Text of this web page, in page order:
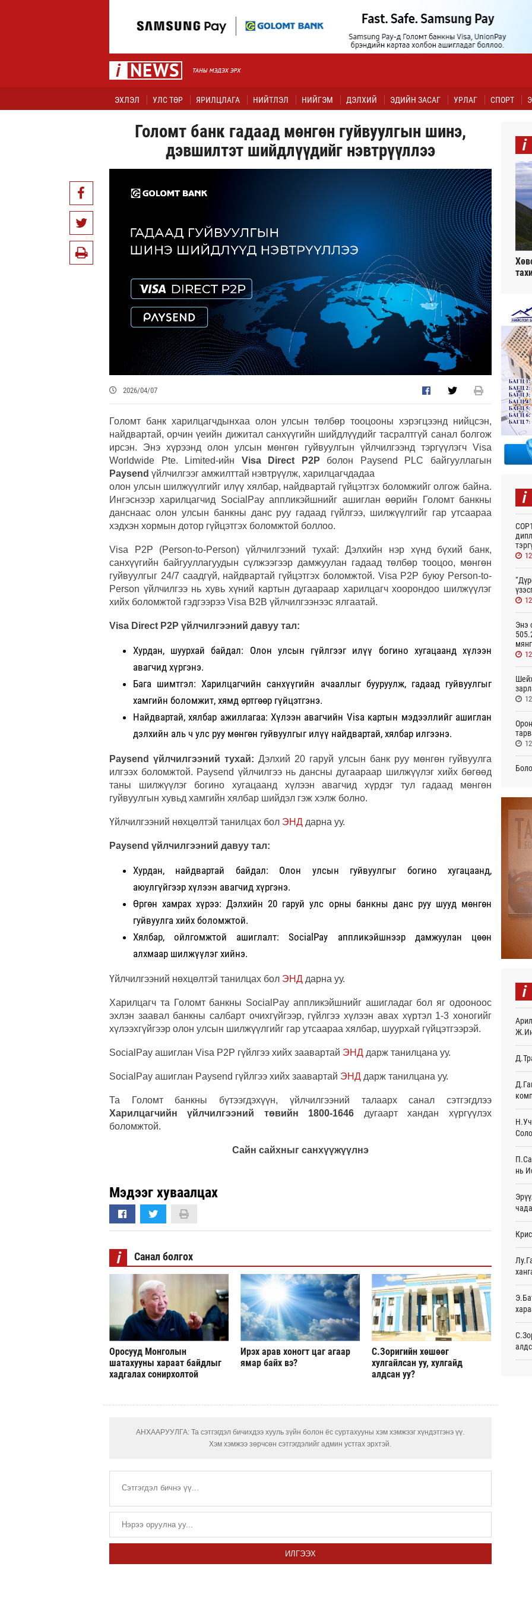
ЭХЛЭЛ УЛС ТӨР ЯРИЛЦЛАГА НИЙТЛЭЛ НИЙГЭМ ДЭЛХИЙ ЭДИЙН ЗАСАГ УРЛАГ СПОРТ
Голомт банк гадаад мөнгөн гуйвуулгын шинэ,
дэвшилтэт шийдлүүдийг нэвтрүүллээ
2026/04/07
Голомт банк харилцагчдынхаа олон улсын төлбөр тооцооны хэрэгцээнд нийцсэн,
найдвартай, орчин үеийн дижитал санхүүгийн шийдлүүдийг тасралтгүй санал болгож
ирсэн. Энэ хүрээнд олон улсын мөнгөн гуйвуулгын үйлчилгээнд тэргүүлэгч Visa
Worldwide Pte. Limited-ийн Visa Direct P2P болон Paysend PLC байгууллагын
Paysend үйлчилгээг амжилттай нэвтрүүлж, харилцагчдадаа
олон улсын шилжүүлгийг илүү хялбар, найдвартай гүйцэтгэх боломжийг олгож байна.
Ингэснээр харилцагчид SocialPay аппликэйшнийг ашиглан өөрийн Голомт банкны
данснаас олон улсын банкны данс руу гадаад гүйлгээ, шилжүүлгийг гар утсаараа
хэдхэн хормын дотор гүйцэтгэх боломжтой боллоо.
Visa P2P (Person-to-Person) үйлчилгээний тухай: Дэлхийн нэр хүнд бүхий банк,
санхүүгийн байгууллагуудын сүлжээгээр дамжуулан гадаад төлбөр тооцоо, мөнгөн
гуйвуулгыг 24/7 саадгүй, найдвартай гүйцэтгэх боломжтой. Visa P2P буюу Person-to-
Person үйлчилгээ нь хувь хүний картын дугаараар харилцагч хоорондоо шилжүүлэг
хийх боломжтой гэдгээрээ Visa B2B үйлчилгээнээс ялгаатай.
Visa Direct P2P үйлчилгээний давуу тал:
Хурдан, шуурхай байдал: Олон улсын гүйлгээг илүү богино хугацаанд хүлээн
авагчид хүргэнэ.
Бага шимтгэл: Харилцагчийн санхүүгийн ачааллыг бууруулж, гадаад гуйвуулгыг
хамгийн боломжит, хямд өртгөөр гүйцэтгэнэ.
Найдвартай, хялбар ажиллагаа: Хүлээн авагчийн Visa картын мэдээллийг ашиглан
дэлхийн аль ч улс руу мөнгөн гуйвуулгыг илүү найдвартай, хялбар илгээнэ.
Paysend үйлчилгээний тухай:Дэлхий 20 гаруй улсын банк руу мөнгөн гуйвуулга
илгээх боломжтой. Paysend үйлчилгээ нь дансны дугаараар шилжүүлэг хийх бөгөөд
таны шилжүүлэг богино хугацаанд хүлээн авагчид хүрдэг тул гадаад мөнгөн
гуйвуулгын хувьд хамгийн хялбар шийдэл гэж хэлж болно.
Үйлчилгээний нөхцөлтэй танилцах бол ЭНД дарна уу.
Paysend үйлчилгээний давуу тал:
Хурдан, найдвартай байдал: Олон улсын гуйвуулгыг богино хугацаанд,
аюулгүйгээр хүлээн авагчид хүргэнэ.
Өргөн хамрах хүрээ: Дэлхийн 20 гаруй улс орны банкны данс руу шууд мөнгөн
гуйвуулга хийх боломжтой.
Хялбар, ойлгомжтой ашиглалт: SocialPay аппликэйшнээр дамжуулан цөөн
алхмаар шилжүүлэг хийнэ.
Үйлчилгээний нөхцөлтэй танилцах бол ЭНД дарна уу.
Харилцагч та Голомт банкны SocialPay аппликэйшнийг ашигладаг бол яг одооноос
эхлэн заавал банкны салбарт очихгүйгээр, гүйлгээ хүлээн авах хүртэл 1-3 хоногийг
хүлээхгүйгээр олон улсын шилжүүлгийг гар утсаараа хялбар, шуурхай гүйцэтгээрэй.
SocialPay ашиглан Visa P2P гүйлгээ хийх заавартай ЭНД дарж танилцана уу.
SocialPay ашиглан Paysend гүйлгээ хийх заавартай ЭНД дарж танилцана уу.
Та Голомт банкны бүтээгдэхүүн, үйлчилгээний талаарх санал сэтгэгдлээ
Харилцагчийн үйлчилгээний төвийн 1800-1646 дугаарт хандан хүргүүлэх
боломжтой.
Сайн сайхныг санхүүжүүлнэ
Мэдээг хуваалцах
i Санал болгох
Оросууд Монголын
шатахууны хараат байдлыг
хадгалах сонирхолтой
Ирэх арав хоногт цаг агаар
ямар байх вэ?
С.Зоригийн хөшөөг
хулгайлсан уу, хулгайд
алдсан уу?
АНХААРУУЛГА: Та сэтгэгдэл бичихдээ хууль зүйн болон ёс суртахууны хэм хэмжээг хүндэтгэнэ үү.
Хэм хэмжээ зөрчсөн сэтгэгдэлийг админ устгах эрхтэй.
ИЛГЭЭХ
i
i
Энэ
АНУ-
Энэ
i
нь